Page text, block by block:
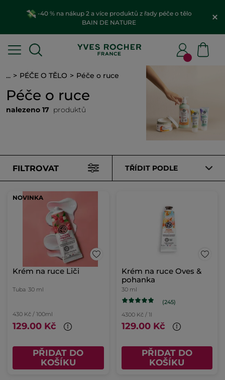
-40 % na nákup 2 a více produktů z řady péče o tělo
BAIN DE NATURE
... PÉČE O TĚLO Péče o ruce
Péče o ruce
nalezeno 17 produktů
FILTROVAT TŘÍDIT PODLE
NOVINKA
Krém na ruce Liči
Tuba 30 ml
430 Kč / 100ml
129.00 Kč
PŘIDAT DO
KOŠÍKU
Krém na ruce Oves &
pohanka
30 ml
(245)
4300 Kč / 1l
129.00 Kč
PŘIDAT DO
KOŠÍKU